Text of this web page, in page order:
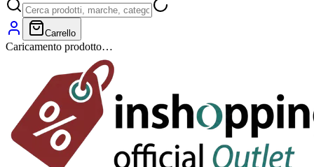
Carrello
Caricamento prodotto…